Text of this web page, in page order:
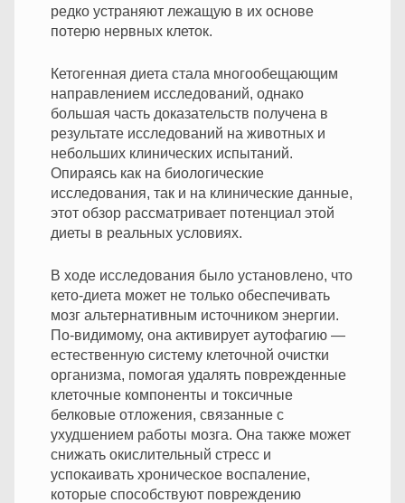
редко устраняют лежащую в их основе
потерю нервных клеток.
Кетогенная диета стала многообещающим
направлением исследований, однако
большая часть доказательств получена в
результате исследований на животных и
небольших клинических испытаний.
Опираясь как на биологические
исследования, так и на клинические данные,
этот обзор рассматривает потенциал этой
диеты в реальных условиях.
В ходе исследования было установлено, что
кето-диета может не только обеспечивать
мозг альтернативным источником энергии.
По-видимому, она активирует аутофагию —
естественную систему клеточной очистки
организма, помогая удалять поврежденные
клеточные компоненты и токсичные
белковые отложения, связанные с
ухудшением работы мозга. Она также может
снижать окислительный стресс и
успокаивать хроническое воспаление,
которые способствуют повреждению